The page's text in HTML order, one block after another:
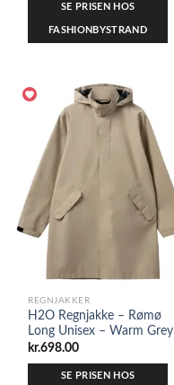
SE PRISEN HOS
FASHIONBYSTRAND
REGNJAKKER
H2O Regnjakke – Rømø
Long Unisex – Warm Grey
kr.698.00
SE PRISEN HOS